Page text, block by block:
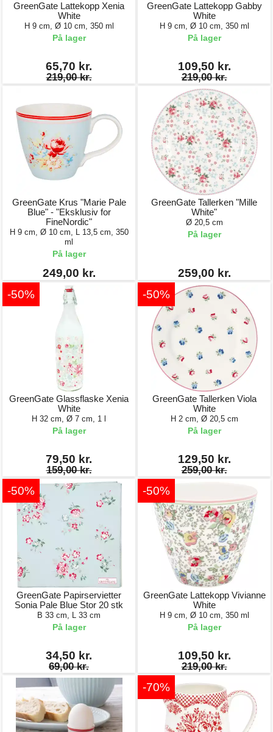
GreenGate Lattekopp Xenia
White
H 9 cm, Ø 10 cm, 350 ml
På lager
65,70 kr.
219,00 kr.
GreenGate Lattekopp Gabby
White
H 9 cm, Ø 10 cm, 350 ml
På lager
109,50 kr.
219,00 kr.
GreenGate Krus "Marie Pale
Blue" - "Eksklusiv for
FineNordic"
H 9 cm, Ø 10 cm, L 13,5 cm, 350
ml
På lager
249,00 kr.
GreenGate Tallerken "Mille
White"
Ø 20,5 cm
På lager
259,00 kr.
-50%
GreenGate Glassflaske Xenia
White
H 32 cm, Ø 7 cm, 1 l
På lager
79,50 kr.
159,00 kr.
-50%
GreenGate Tallerken Viola
White
H 2 cm, Ø 20,5 cm
På lager
129,50 kr.
259,00 kr.
-50%
GreenGate Papirservietter
Sonia Pale Blue Stor 20 stk
B 33 cm, L 33 cm
På lager
34,50 kr.
69,00 kr.
-50%
GreenGate Lattekopp Vivianne
White
H 9 cm, Ø 10 cm, 350 ml
På lager
109,50 kr.
219,00 kr.
-70%